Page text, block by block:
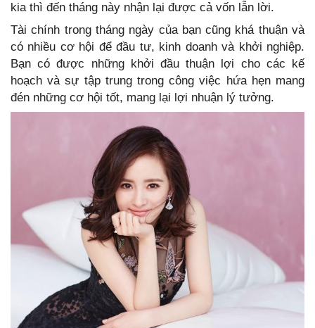
kia thì đến tháng này nhận lại được cả vốn lẫn lời.
Tài chính trong tháng ngày của bạn cũng khá thuận và
có nhiều cơ hội để đầu tư, kinh doanh và khởi nghiệp.
Bạn có được những khởi đầu thuận lợi cho các kế
hoạch và sự tập trung trong công việc hứa hẹn mang
đén những cơ hội tốt, mang lại lợi nhuận lý tưởng.